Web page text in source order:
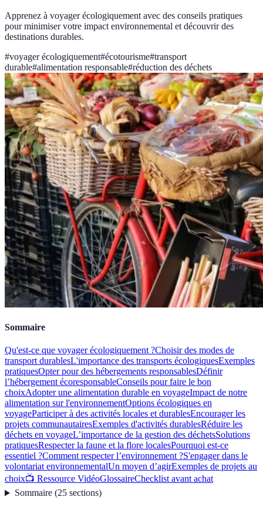
Apprenez à voyager écologiquement avec des conseils pratiques
pour minimiser votre impact environnemental et découvrir des
destinations durables.
#voyager écologiquement#écotourisme#transport
durable#alimentation responsable#réduction des déchets
Sommaire
Qu'est-ce que voyager écologiquement ?Choisir des modes de
transport durablesL'importance des transports écologiquesExemples
pratiquesOpter pour des hébergements responsablesDéfinir
l’hébergement écoresponsableConseils pour faire le bon
choixAdopter une alimentation durable en voyageImpact de notre
alimentation sur l'environnementOptions écologiques en
voyageParticiper à des activités locales et durablesEncourager les
projets communautairesExemples d'activités durablesRéduire les
déchets en voyageL’importance de la gestion des déchetsSolutions
pratiquesRespecter la faune et la flore localesPourquoi est-ce
essentiel ?Comment respecter l’environnement ?S'engager dans le
volontariat environnementalUn moyen d’agirExemples de projets au
choix📺 Ressource VidéoGlossaireChecklist avant achat
Sommaire(25 sections)